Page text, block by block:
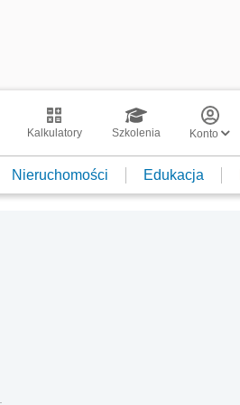
Kalkulatory Szkolenia Konto
Nieruchomości Edukacja